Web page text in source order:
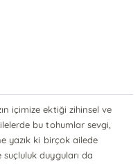
içimize ektiği zihinsel ve
bu tohumlar sevgi,
yazık ki birçok ailede
suçluluk duyguları da